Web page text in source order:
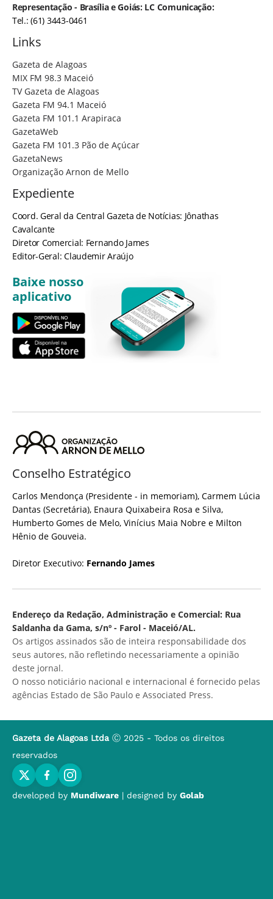
Representação - Brasília e Goiás: LC Comunicação:
Tel.: (61) 3443-0461
Links
Gazeta de Alagoas
MIX FM 98.3 Maceió
TV Gazeta de Alagoas
Gazeta FM 94.1 Maceió
Gazeta FM 101.1 Arapiraca
GazetaWeb
Gazeta FM 101.3 Pão de Açúcar
GazetaNews
Organização Arnon de Mello
Expediente
Coord. Geral da Central Gazeta de Notícias: Jônathas
Cavalcante
Diretor Comercial: Fernando James
Editor-Geral: Claudemir Araújo
Baixe nosso
aplicativo
Conselho Estratégico
Carlos Mendonça (Presidente - in memoriam), Carmem Lúcia
Dantas (Secretária), Enaura Quixabeira Rosa e Silva,
Humberto Gomes de Melo, Vinícius Maia Nobre e Milton
Hênio de Gouveia.
Diretor Executivo: Fernando James
Endereço da Redação, Administração e Comercial: Rua
Saldanha da Gama, s/nº - Farol - Maceió/AL.
Os artigos assinados são de inteira responsabilidade dos
seus autores, não refletindo necessariamente a opinião
deste jornal.
O nosso noticiário nacional e internacional é fornecido pelas
agências Estado de São Paulo e Associated Press.
Gazeta de Alagoas Ltda Ⓒ 2025 - Todos os direitos
reservados
developed by Mundiware | designed by Golab